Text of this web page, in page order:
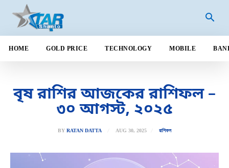
HOME GOLD PRICE TECHNOLOGY MOBILE
বৃষ রাশির আজকের রাশিফল –
৩০ আগস্ট, ২০২৫
BY RATAN DATTA AUG 30, 2025 রাশিফল